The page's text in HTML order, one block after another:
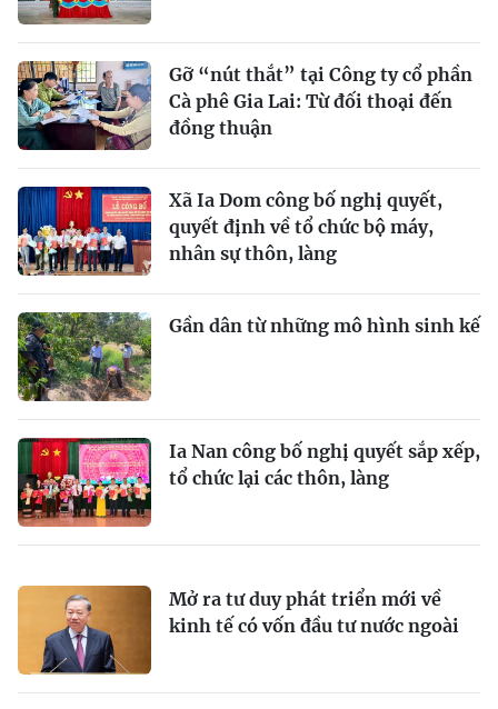
Gỡ “nút thắt” tại Công ty cổ phần
Cà phê Gia Lai: Từ đối thoại đến
đồng thuận
Xã Ia Dom công bố nghị quyết,
quyết định về tổ chức bộ máy,
nhân sự thôn, làng
Gần dân từ những mô hình sinh kế
Ia Nan công bố nghị quyết sắp xếp,
tổ chức lại các thôn, làng
Mở ra tư duy phát triển mới về
kinh tế có vốn đầu tư nước ngoài